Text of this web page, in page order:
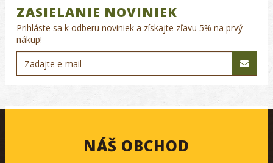
ZASIELANIE NOVINIEK
Prihláste sa k odberu noviniek a získajte zľavu 5% na prvý
nákup!
NÁŠ OBCHOD